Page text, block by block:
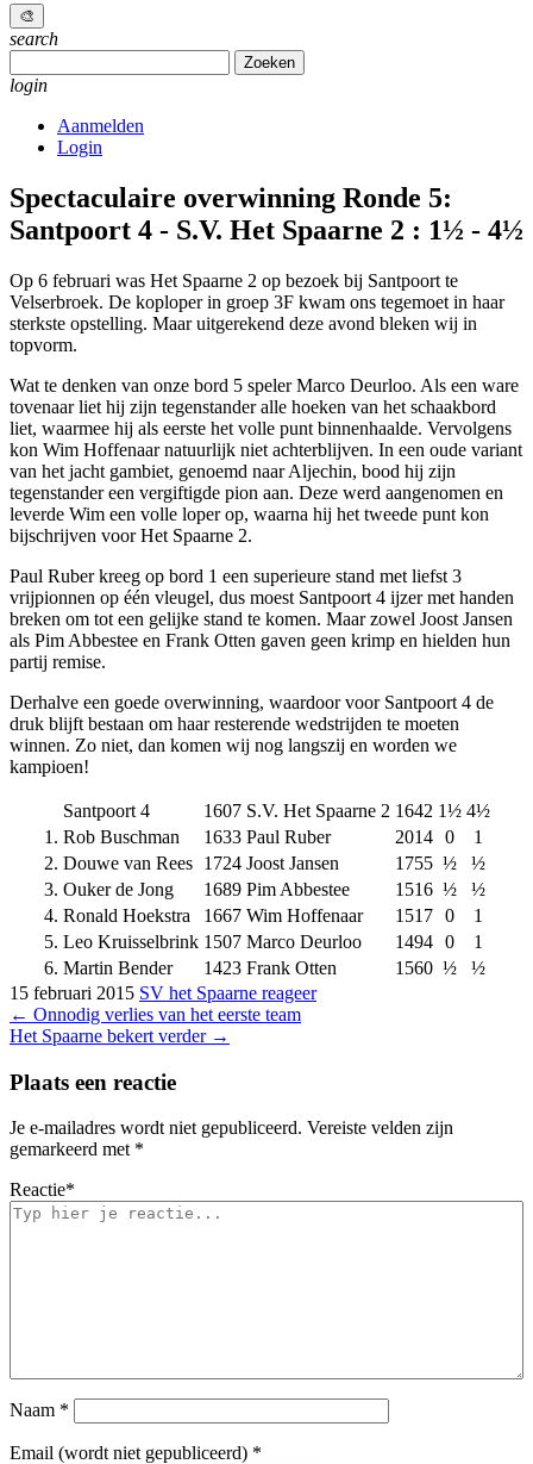
🎨
search
naar:
login
Aanmelden
Login
Spectaculaire overwinning Ronde 5:
Santpoort 4 - S.V. Het Spaarne 2 : 1½ - 4½
Op 6 februari was Het Spaarne 2 op bezoek bij Santpoort te
Velserbroek. De koploper in groep 3F kwam ons tegemoet in haar
sterkste opstelling. Maar uitgerekend deze avond bleken wij in
topvorm.
Wat te denken van onze bord 5 speler Marco Deurloo. Als een ware
tovenaar liet hij zijn tegenstander alle hoeken van het schaakbord
liet, waarmee hij als eerste het volle punt binnenhaalde. Vervolgens
kon Wim Hoffenaar natuurlijk niet achterblijven. In een oude variant
van het jacht gambiet, genoemd naar Aljechin, bood hij zijn
tegenstander een vergiftigde pion aan. Deze werd aangenomen en
leverde Wim een volle loper op, waarna hij het tweede punt kon
bijschrijven voor Het Spaarne 2.
Paul Ruber kreeg op bord 1 een superieure stand met liefst 3
vrijpionnen op één vleugel, dus moest Santpoort 4 ijzer met handen
breken om tot een gelijke stand te komen. Maar zowel Joost Jansen
als Pim Abbestee en Frank Otten gaven geen krimp en hielden hun
partij remise.
Derhalve een goede overwinning, waardoor voor Santpoort 4 de
druk blijft bestaan om haar resterende wedstrijden te moeten
winnen. Zo niet, dan komen wij nog langszij en worden we
kampioen!
Santpoort 4 1607 S.V. Het Spaarne 2 1642 1½ 4½
1. Rob Buschman 1633 Paul Ruber 2014 0
1
2. Douwe van Rees 1724 Joost Jansen 1755 ½
½
3. Ouker de Jong 1689 Pim Abbestee 1516 ½
½
4. Ronald Hoekstra 1667 Wim Hoffenaar 1517 0
1
5. Leo Kruisselbrink 1507 Marco Deurloo 1494 0
1
6. Martin Bender 1423 Frank Otten 1560 ½
½
15 februari 2015 SV het Spaarne reageer
Bericht
navigatie
← Onnodig verlies van het eerste team
Het Spaarne bekert verder→
Plaats een reactie
Je e-mailadres wordt niet gepubliceerd. Vereiste velden zijn
gemarkeerd met *
Reactie*
Naam *
Email (wordt niet gepubliceerd) *